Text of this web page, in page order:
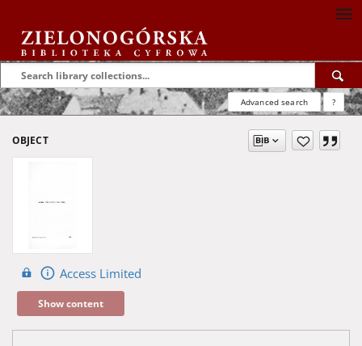
Advanced search ?
OBJECT
Access Limited
Show content